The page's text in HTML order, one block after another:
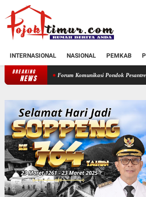
INTERNASIONAL NASIONAL PEMKAB
BREAKING
NEWS
Forum Komunikasi Pondok Pesantren Soppeng